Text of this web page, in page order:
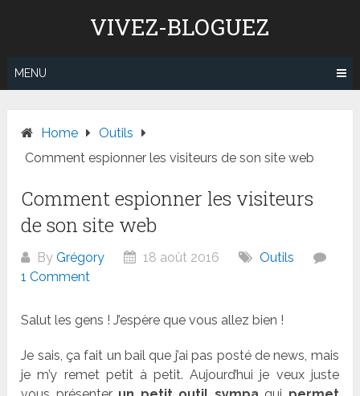
VIVEZ-BLOGUEZ
MENU
Home
Outils
Comment espionner les visiteurs de son site web
Comment espionner les visiteurs
de son site web
ByGrégory 18 août 2016
Outils
1 Comment
Salut les gens ! J’espère que vous allez bien !
Je sais, ça fait un bail que j’ai pas posté de news, mais
je m’y remet petit à petit. Aujourd’hui je veux juste